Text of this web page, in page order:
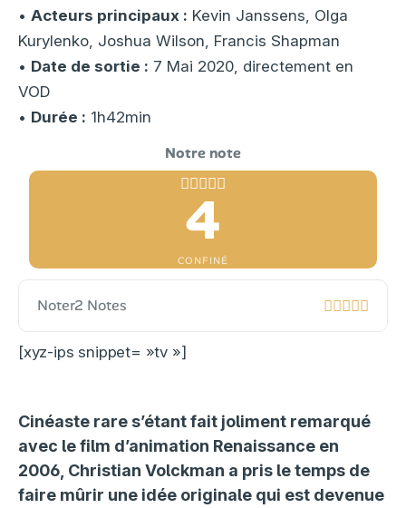
[xyz-ips snippet= »tv »]
Cinéaste rare s’étant fait joliment remarqué
avec le film d’animation Renaissance en
2006, Christian Volckman a pris le temps de
faire mûrir une idée originale qui est devenue
Noter2 Notes
• Acteurs principaux : Kevin Janssens, Olga
Kurylenko, Joshua Wilson, Francis Shapman
• Date de sortie : 7 Mai 2020, directement en
VOD
• Durée : 1h42min
4
CONFINÉ